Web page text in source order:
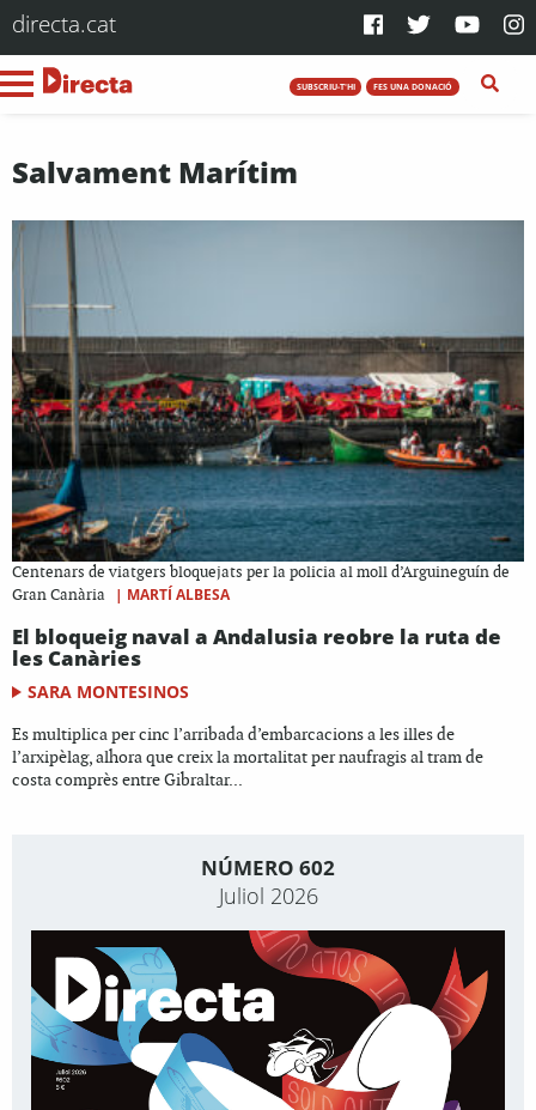
directa.cat
SUBSCRIU-T'HI FES UNA DONACIÓ
Salvament Marítim
Centenars de viatgers bloquejats per la policia al moll d’Arguineguín de
Gran Canària
| MARTÍ ALBESA
El bloqueig naval a Andalusia reobre la ruta de
les Canàries
SARA MONTESINOS
Es multiplica per cinc l’arribada d’embarcacions a les illes de
l’arxipèlag, alhora que creix la mortalitat per naufragis al tram de
costa comprès entre Gibraltar...
NÚMERO 602
Juliol 2026